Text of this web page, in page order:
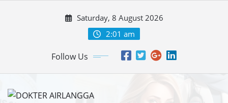
Saturday, 8 August 2026
2:01 am
Follow Us